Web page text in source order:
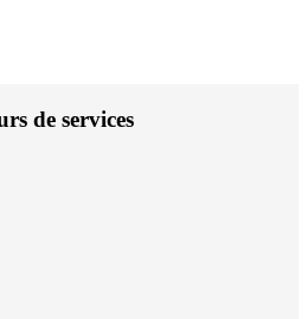
de services